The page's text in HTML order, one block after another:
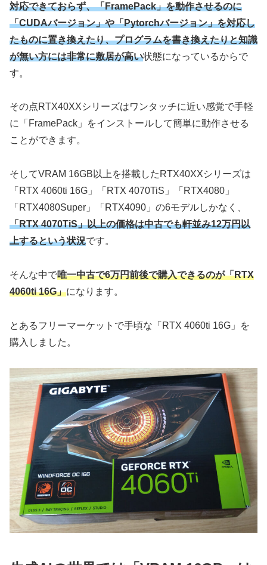
対応できておらず、「FramePack」を動作させるのに
「CUDAバージョン」や「Pytorchバージョン」を対応し
たものに置き換えたり、プログラムを書き換えたりと知識
が無い方には非常に敷居が高い状態になっているからで
す。
その点RTX40XXシリーズはワンタッチに近い感覚で手軽
に「FramePack」をインストールして簡単に動作させる
ことができます。
そしてVRAM 16GB以上を搭載したRTX40XXシリーズは
「RTX 4060ti 16G」「RTX 4070TiS」「RTX4080」
「RTX4080Super」「RTX4090」の6モデルしかなく、
「RTX 4070TiS」以上の価格は中古でも軒並み12万円以
上するという状況です。
そんな中で唯一中古で6万円前後で購入できるのが「RTX
4060ti 16G」になります。
とあるフリーマーケットで手頃な「RTX 4060ti 16G」を
購入しました。